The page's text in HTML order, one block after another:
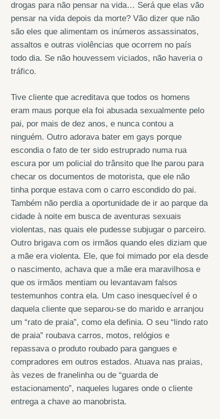
drogas para não pensar na vida… Será que elas vão
pensar na vida depois da morte? Vão dizer que não
são eles que alimentam os inúmeros assassinatos,
assaltos e outras violências que ocorrem no país
todo dia. Se não houvessem viciados, não haveria o
tráfico.
Tive cliente que acreditava que todos os homens
eram maus porque ela foi abusada sexualmente pelo
pai, por mais de dez anos, e nunca contou a
ninguém. Outro adorava bater em gays porque
escondia o fato de ter sido estruprado numa rua
escura por um policial do trânsito que lhe parou para
checar os documentos de motorista, que ele não
tinha porque estava com o carro escondido do pai.
Também não perdia a oportunidade de ir ao parque da
cidade à noite em busca de aventuras sexuais
violentas, nas quais ele pudesse subjugar o parceiro.
Outro brigava com os irmãos quando eles diziam que
a mãe era violenta. Ele, que foi mimado por ela desde
o nascimento, achava que a mãe era maravilhosa e
que os irmãos mentiam ou levantavam falsos
testemunhos contra ela. Um caso inesquecível é o
daquela cliente que separou-se do marido e arranjou
um “rato de praia”, como ela definia. O seu “lindo rato
de praia” roubava carros, motos, relógios e
repassava o produto roubado para gangues e
compradores em outros estados. Atuava nas praias,
às vezes de franelinha ou de “guarda de
estacionamento”, naqueles lugares onde o cliente
entrega a chave ao manobrista.